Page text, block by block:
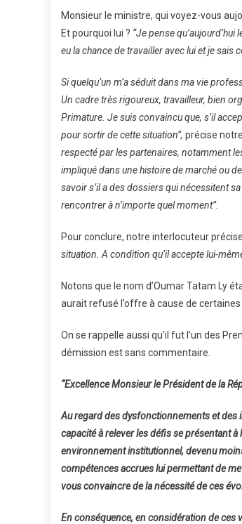
Monsieur le ministre, qui voyez-vous
Et pourquoi lui ? “Je pense
eu la chance de travailler avec lui et je sais
Si quelqu’un m’a séduit dans ma vie
Un cadre très rigoureux, travailleur, bien
Primature. Je suis convaincu que, s’il
pour sortir de cette situation”, précise
respecté par les partenaires, notamment
impliqué dans une histoire de marché ou
savoir s’il a des dossiers qui nécessitent
rencontrer à n’importe quel moment”.
Pour conclure, notre interlocuteur
situation. A condition qu’il accepte lui-
Notons que le nom d’Oumar Tatam Ly
aurait refusé l’offre à cause de certaines
On se rappelle aussi qu’il fut l’un des
démission est sans commentaire.
“Excellence Monsieur le Président de la
Au regard des dysfonctionnements et des
capacité à relever les défis se présentant
environnement institutionnel, devenu
compétences accrues lui permettant de
vous convaincre de la nécessité de ces
En conséquence, en considération de ces